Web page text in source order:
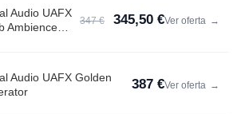
Audio UAFX
Ambience
347 € 345,50 €Ver oferta →
Audio UAFX Golden
387 €Ver oferta →